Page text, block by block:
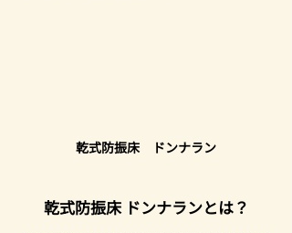
乾式防振床 ドンナラン
乾式防振床 ドンナランとは？